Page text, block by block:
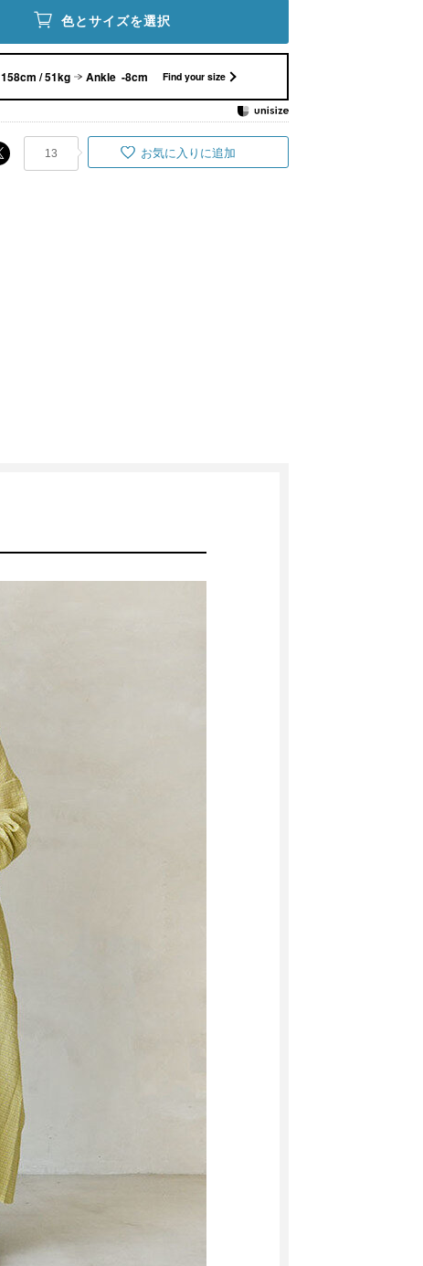
色とサイズを選択
158cm / 51kg Ankle -8cm Find your size
13 お気に入りに追加